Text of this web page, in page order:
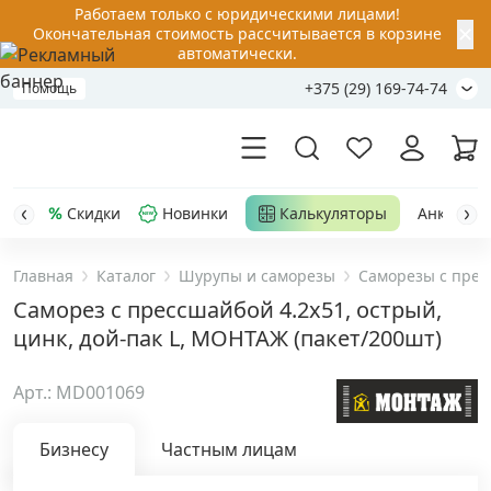
Работаем только с юридическими лицами!
Окончательная стоимость рассчитывается в корзине
автоматически.
Помощь +375 (29) 169-74-74
Акции
Распродажа
Уценка
Анкерная техника
Скидки Новинки Калькуляторы Анкер-
Главная Каталог Шурупы и саморезы Саморезы с
Саморез с прессшайбой 4.2x51, острый,
цинк, дой-пак L, МОНТАЖ (пакет/200шт)
Арт.: MD001069
Бизнесу Частным лицам